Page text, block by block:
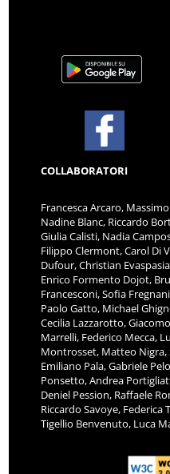
COLLABORATORI
Francesca Arcaro,
Nadine Blanc, Riccardo
Giulia Calisti, Nadia
Filippo Clermont, Carol Di
Dufour, Christian
Enrico Formento Dojot,
Francesconi, Sofia
Paolo Gatto, Michael
Cecilia Lazzarotto,
Marrelli, Federico Mecca,
Montrosset, Matteo Nigra,
Emiliano Pala, Gabriele
Ponsetto, Andrea
Deniel Pession, Raffaele
Riccardo Savoye, Federica
Tigellio Benvenuto, Luca